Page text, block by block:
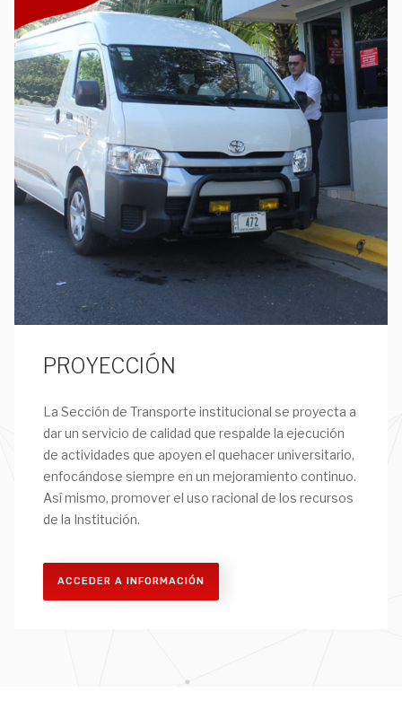
PROYECCIÓN
La Sección de Transporte institucional se proyecta a
dar un servicio de calidad que respalde la ejecución
de actividades que apoyen el quehacer universitario,
enfocándose siempre en un mejoramiento continuo.
Así mismo, promover el uso racional de los recursos
de la Institución.
ACCEDER A INFORMACIÓN